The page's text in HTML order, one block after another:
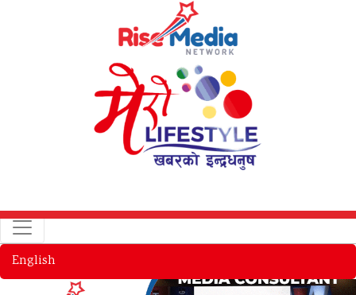
English